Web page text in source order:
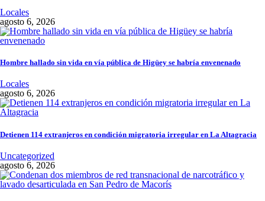
Locales
agosto 6, 2026
Hombre hallado sin vida en vía pública de Higüey se habría envenenado
Locales
agosto 6, 2026
Detienen 114 extranjeros en condición migratoria irregular en La Altagracia
Uncategorized
agosto 6, 2026